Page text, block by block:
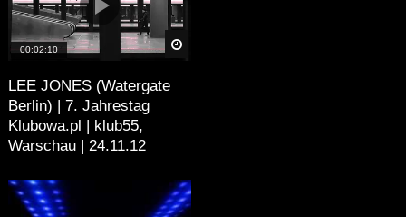
00:02:10
LEE JONES (Watergate
Berlin) | 7. Jahrestag
Klubowa.pl | klub55,
Warschau | 24.11.12